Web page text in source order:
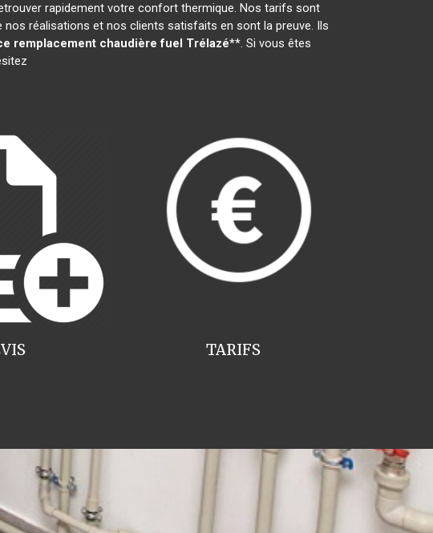
rapidement votre confort thermique. Nos tarifs sont
réalisations et nos clients satisfaits en sont la preuve. Ils
remplacement chaudière fuel Trélazé**. Si vous êtes
TARIFS